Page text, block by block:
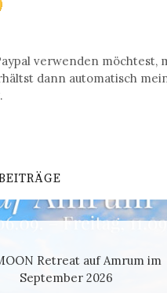
verwenden möchtest,
dann automatisch
Retreat auf Amrum im
September 2026